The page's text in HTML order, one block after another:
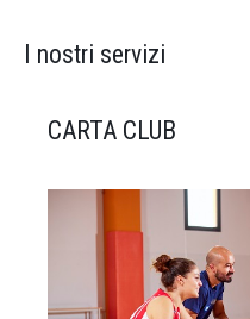
I nostri servizi
CARTA CLUB